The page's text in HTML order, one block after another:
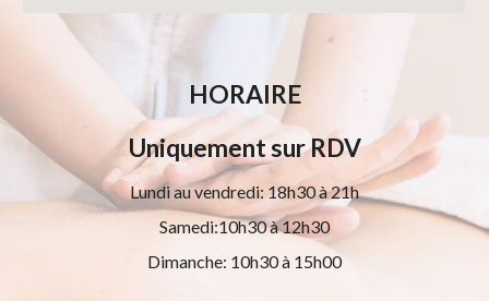
HORAIRE
Uniquement sur RDV
Lundi au vendredi: 18h30 à 21h
Samedi:10h30 à 12h30
Dimanche: 10h30 à 15h00